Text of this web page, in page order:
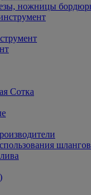
ножницы
Сотка
шлангов